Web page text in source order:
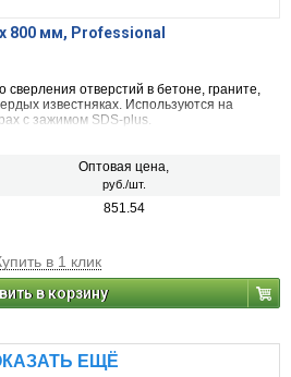
x 800 мм, Professional
отверстий в бетоне, граните,
известняках. Используются на
с зажимом SDS-plus.
Оптовая цена,
руб./шт.
851.54
в 1 клик
в корзину
ЕЩЁ